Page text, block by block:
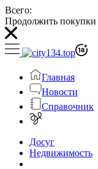
Всего:
Продолжить покупки
Главная
Новости
Справочник
Досуг
Недвижимость